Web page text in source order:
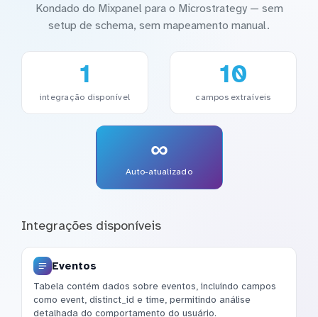
Kondado do Mixpanel para o Microstrategy — sem
setup de schema, sem mapeamento manual.
1
integração disponível
10
campos extraíveis
∞
Auto-atualizado
Integrações disponíveis
Eventos
Tabela contém dados sobre eventos, incluindo campos
como event, distinct_id e time, permitindo análise
detalhada do comportamento do usuário.